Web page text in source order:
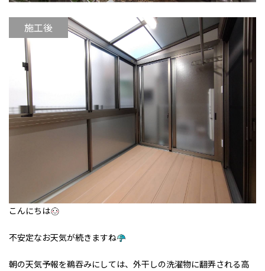
施工後
こんにちは
不安定なお天気が続きますね
朝の天気予報を鵜吞みにしては、外干しの洗濯物に翻弄される高